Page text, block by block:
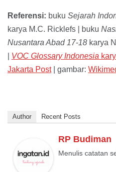
Referensi: buku Sejarah
karya M.C. Ricklefs | buku
Nusantara Abad 17-18 karya
VOC Glossary Indonesia
Jakarta Post| gambar:
Author Recent Posts
RP Budiman
Menulis catatan